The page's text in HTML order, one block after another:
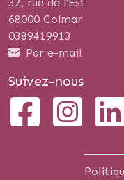
68000 Colmar
0389419913
Par e-mail
Suivez-nous